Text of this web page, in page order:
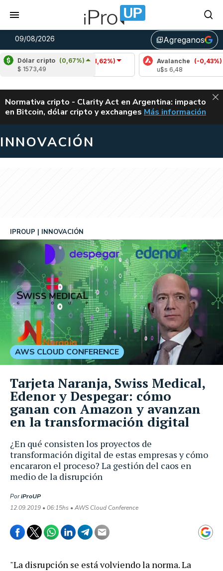
09/08/2026 library_addAgreganos
Dólar cripto (0,67%)
$ 1573,49
Cardano (-1,62%)
u$s 0,20
Avalanche (-0,43%)
u$s 6,48
ALERTA
Normativa cripto - Clarity Act en Argentina: impacto
en Bitcoin, dólar cripto y exchanges CLARITY ACT EN
Más información
INNOVACIÓN
¿En qué consisten los proyectos de
transformación digital de estas empresas y cómo
encararon el proceso? La gestión del caos en
medio de la disrupción
IPROUP INNOVACIÓN
PoriProUP
12.09.2019 • 06:15hs • AWS Cloud Conference
AWS CLOUD CONFERENCE
Tarjeta Naranja, Swiss Medical,
Edenor y Despegar: cómo
ganan con Amazon y avanzan
en la transformación digital
"La disrupción se está volviendo la norma. La